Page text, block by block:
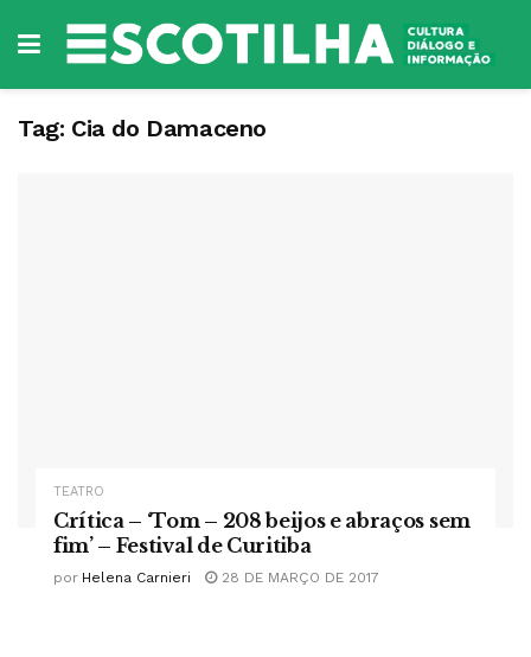
Tag: Cia do Damaceno
TEATRO
Crítica – ‘Tom – 208 beijos e abraços sem
fim’ – Festival de Curitiba
por Helena Carnieri 28 DE MARÇO DE 2017